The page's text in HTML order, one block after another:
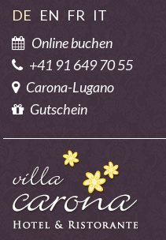
DE EN FR IT
Online buchen
+41 91 649 70 55
Carona-Lugano
Gutschein